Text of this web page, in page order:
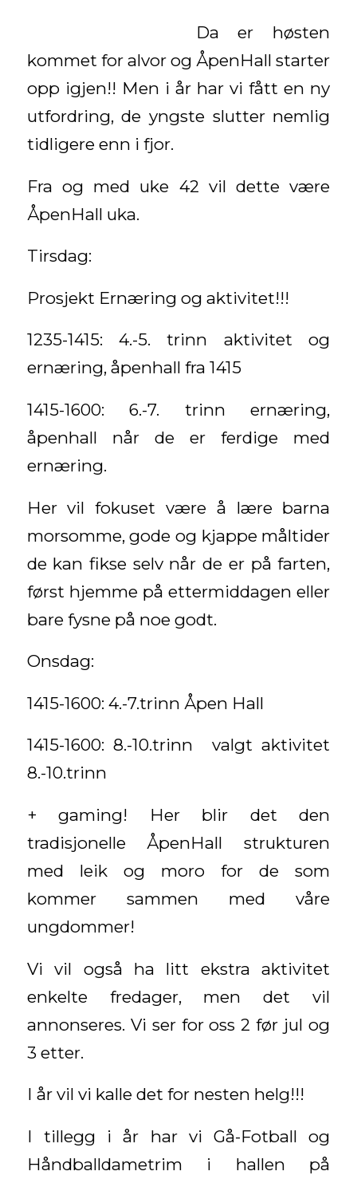
Da er høsten
kommet for alvor og ÅpenHall starter
opp igjen!! Men i år har vi fått en ny
utfordring, de yngste slutter nemlig
tidligere enn i fjor.
Fra og med uke 42 vil dette være
ÅpenHall uka.
Tirsdag:
Prosjekt Ernæring og aktivitet!!!
1235-1415: 4.-5. trinn aktivitet og
ernæring, åpenhall fra 1415
1415-1600: 6.-7. trinn ernæring,
åpenhall når de er ferdige med
ernæring.
Her vil fokuset være å lære barna
morsomme, gode og kjappe måltider
de kan fikse selv når de er på farten,
først hjemme på ettermiddagen eller
bare fysne på noe godt.
Onsdag:
1415-1600: 4.-7.trinn Åpen Hall
1415-1600: 8.-10.trinn valgt aktivitet
8.-10.trinn
+ gaming! Her blir det den
tradisjonelle ÅpenHall strukturen
med leik og moro for de som
kommer sammen med våre
ungdommer!
Vi vil også ha litt ekstra aktivitet
enkelte fredager, men det vil
annonseres. Vi ser for oss 2 før jul og
3 etter.
I år vil vi kalle det for nesten helg!!!
I tillegg i år har vi Gå-Fotball og
Håndballdametrim i hallen på